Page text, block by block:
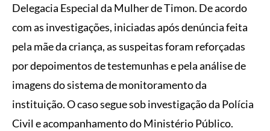
Delegacia Especial da Mulher de Timon. De acordo
com as investigações, iniciadas após denúncia feita
pela mãe da criança, as suspeitas foram reforçadas
por depoimentos de testemunhas e pela análise de
imagens do sistema de monitoramento da
instituição. O caso segue sob investigação da Polícia
Civil e acompanhamento do Ministério Público.